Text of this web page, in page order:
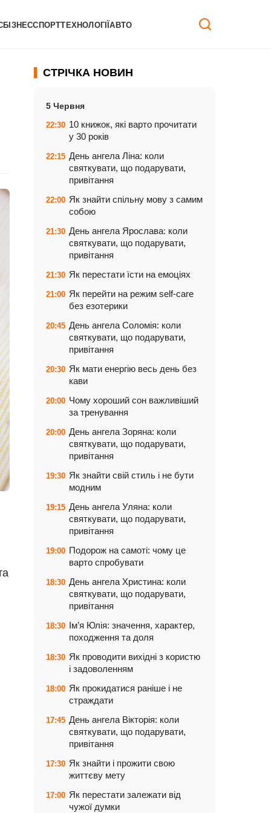
БІЗНЕССПОРТТЕХНОЛОГІЇАВТО
СТРІЧКА НОВИН
5 Червня
22:30 10 книжок, які варто прочитати
у 30 років
22:15 День ангела Ліна: коли
святкувати, що подарувати,
привітання
22:00 Як знайти спільну мову з самим
собою
21:30 День ангела Ярослава: коли
святкувати, що подарувати,
привітання
21:30 Як перестати їсти на емоціях
21:00 Як перейти на режим self-care
без езотерики
20:45 День ангела Соломія: коли
святкувати, що подарувати,
привітання
20:30 Як мати енергію весь день без
кави
20:00 Чому хороший сон важливіший
за тренування
20:00 День ангела Зоряна: коли
святкувати, що подарувати,
привітання
19:30 Як знайти свій стиль і не бути
модним
19:15 День ангела Уляна: коли
святкувати, що подарувати,
привітання
19:00 Подорож на самоті: чому це
варто спробувати
18:30 День ангела Христина: коли
святкувати, що подарувати,
привітання
18:30 Ім’я Юлія: значення, характер,
походження та доля
18:30 Як проводити вихідні з користю
і задоволенням
18:00 Як прокидатися раніше і не
страждати
17:45 День ангела Вікторія: коли
святкувати, що подарувати,
привітання
17:30 Як знайти і прожити свою
життєву мету
17:00 Як перестати залежати від
чужої думки